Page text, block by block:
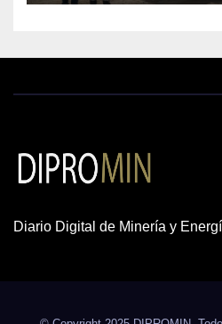
Diario Digital de Minería y